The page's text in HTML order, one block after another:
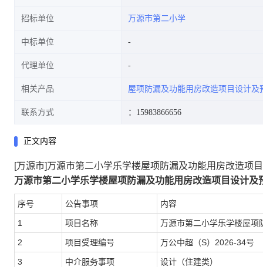
招标单位 万源市第二小学
中标单位
代理单位
相关产品 屋项防漏及功能用房改造项目设计及
联系方式 ：15983866656
正文内容
[万源市]万源市第二小学乐学楼屋项防漏及功能用房改造项
万源市第二小学乐学楼屋项防漏及功能用房改造项目设计及
序号 公告事项 内容
1 项目名称 万源市第二小学乐学楼屋项
2 项目受理编号 万公中超（S）2026-34号
3 中介服务事项 设计（住建类）